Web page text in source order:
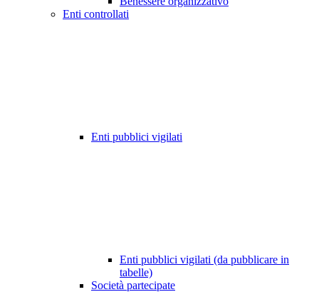
Enti controllati
Enti pubblici vigilati
Enti pubblici vigilati (da pubblicare in
tabelle)
Società partecipate